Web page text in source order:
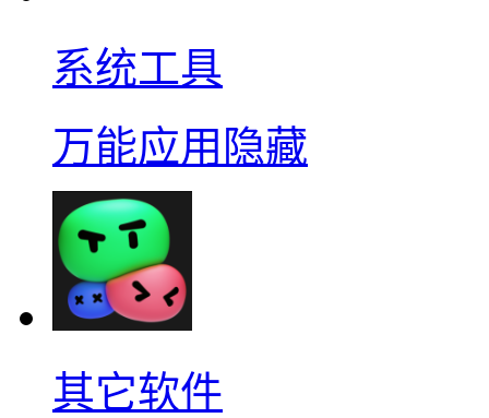
系统工具
万能应用隐藏
其它软件